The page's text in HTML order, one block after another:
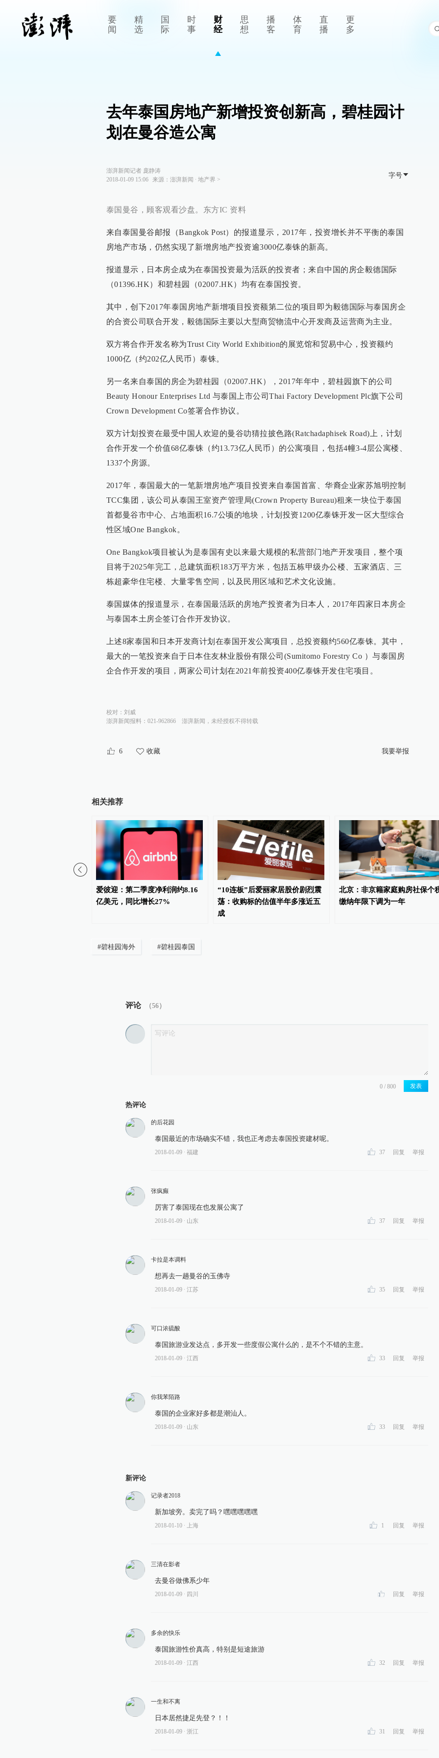
要
闻
精
选
国
际
时
事
财
经
思
想
播
客
体
育
直
播
更
多
去年泰国房地产新增投资创新高，碧桂园计
划在曼谷造公寓
澎湃新闻记者 庞静涛
2018-01-09 15:06
来源： 澎湃新闻 ∙ 地产界 >
字号
泰国曼谷，顾客观看沙盘。东方IC 资料
来自泰国曼谷邮报（Bangkok Post）的报道显示，2017年，投资增长并不平衡的泰国
房地产市场，仍然实现了新增房地产投资逾3000亿泰铢的新高。
报道显示，日本房企成为在泰国投资最为活跃的投资者；来自中国的房企毅德国际
（01396.HK）和碧桂园（02007.HK）均有在泰国投资。
其中，创下2017年泰国房地产新增项目投资额第二位的项目即为毅德国际与泰国房企
的合资公司联合开发，毅德国际主要以大型商贸物流中心开发商及运营商为主业。
双方将合作开发名称为Trust City World Exhibition的展览馆和贸易中心，投资额约
1000亿（约202亿人民币）泰铢。
另一名来自泰国的房企为碧桂园（02007.HK），2017年年中，碧桂园旗下的公司
Beauty Honour Enterprises Ltd 与泰国上市公司Thai Factory Development Plc旗下公司
Crown Development Co签署合作协议。
双方计划投资在最受中国人欢迎的曼谷叻猜拉披色路(Ratchadaphisek Road)上，计划
合作开发一个价值68亿泰铢（约13.73亿人民币）的公寓项目，包括4幢3-4层公寓楼、
1337个房源。
2017年，泰国最大的一笔新增房地产项目投资来自泰国首富、华裔企业家苏旭明控制
TCC集团，该公司从泰国王室资产管理局(Crown Property Bureau)租来一块位于泰国
首都曼谷市中心、占地面积16.7公顷的地块，计划投资1200亿泰铢开发一区大型综合
性区域One Bangkok。
One Bangkok项目被认为是泰国有史以来最大规模的私营部门地产开发项目，整个项
目将于2025年完工，总建筑面积183万平方米，包括五栋甲级办公楼、五家酒店、三
栋超豪华住宅楼、大量零售空间，以及民用区域和艺术文化设施。
泰国媒体的报道显示，在泰国最活跃的房地产投资者为日本人，2017年四家日本房企
与泰国本土房企签订合作开发协议。
上述8家泰国和日本开发商计划在泰国开发公寓项目，总投资额约560亿泰铢。其中，
最大的一笔投资来自于日本住友林业股份有限公司(Sumitomo Forestry Co ）与泰国房
企合作开发的项目，两家公司计划在2021年前投资400亿泰铢开发住宅项目。
校对： 刘威
澎湃新闻报料：021-962866
澎湃新闻，未经授权不得转载
6 收藏 我要举报
相关推荐
爱彼迎：第二季度净利润约8.16
亿美元，同比增长27%
“10连板”后爱丽家居股价剧烈震
荡：收购标的估值半年多涨近五
成
北京：非京籍家庭购房社保个
缴纳年限下调为一年
#碧桂园海外 #碧桂园泰国
评论 （56）
发表
热评论
的后花园
泰国最近的市场确实不错，我也正考虑去泰国投资建材呢。
2018-01-09 ∙ 福建 37 回复 举报
张疯癫
厉害了泰国现在也发展公寓了
2018-01-09 ∙ 山东 37 回复 举报
卡拉是本调料
想再去一趟曼谷的玉佛寺
2018-01-09 ∙ 江苏 35 回复 举报
可口浓硫酸
泰国旅游业发达点，多开发一些度假公寓什么的，是不个不错的主意。
2018-01-09 ∙ 江西 33 回复 举报
你我苯陌路
泰国的企业家好多都是潮汕人。
2018-01-09 ∙ 山东 33 回复 举报
新评论
记录者2018
新加坡旁。卖完了吗？嘿嘿嘿嘿嘿
2018-01-10 ∙ 上海 1 回复 举报
三清在影者
去曼谷做佛系少年
2018-01-09 ∙ 四川 回复 举报
多余的快乐
泰国旅游性价真高，特别是短途旅游
2018-01-09 ∙ 江西 32 回复 举报
一生和不离
日本居然捷足先登？！！
2018-01-09 ∙ 浙江 31 回复 举报